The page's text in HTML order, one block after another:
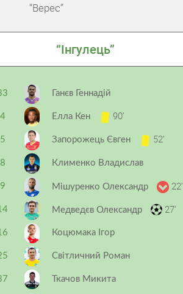
“Верес”
“Інгулець”
Ганєв Геннадій
4 Елла Кен 90’
5 Запорожець Євген 52’
8 Клименко Владислав
9 Мішуренко Олександр 22’
Медведєв Олександр 27’
Коцюмака Ігор
Світличний Роман
Ткачов Микита